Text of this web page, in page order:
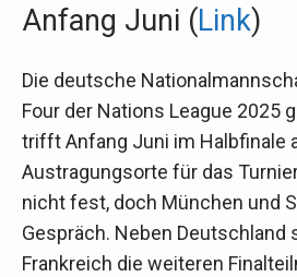
Anfang Juni (Link)
Die deutsche
Four der Nations League 2025
trifft Anfang Juni im Halbfinale
Austragungsorte für das
nicht fest, doch München und
Gespräch. Neben Deutschland
Frankreich die weiteren